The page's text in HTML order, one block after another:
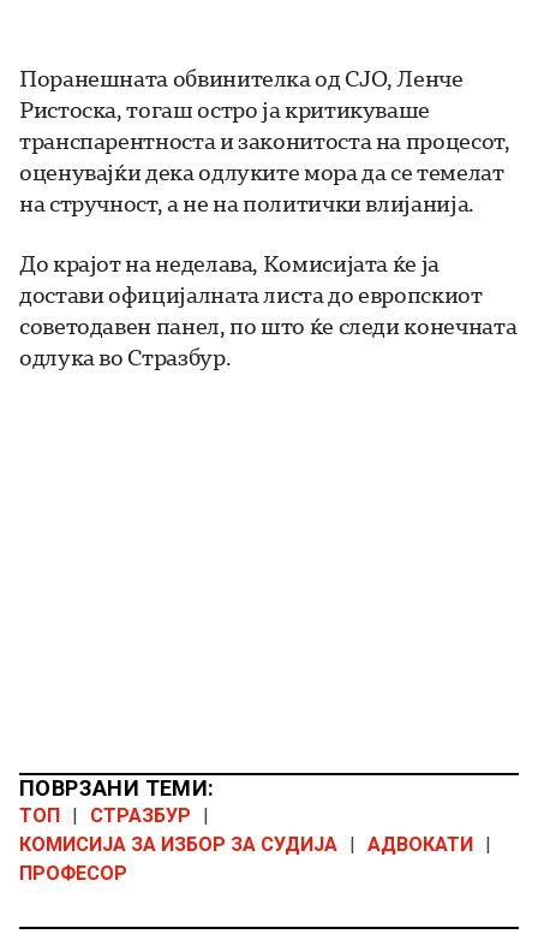
Поранешната обвинителка од СЈО, Ленче
Ристоска, тогаш остро ја критикуваше
транспарентноста и законитоста на процесот,
оценувајќи дека одлуките мора да се темелат
на стручност, а не на политички влијанија.
До крајот на неделава, Комисијата ќе ја
достави официјалната листа до европскиот
советодавен панел, по што ќе следи конечната
одлука во Стразбур.
ПОВРЗАНИ ТЕМИ:
ТОП СТРАЗБУР
КОМИСИЈА ЗА ИЗБОР ЗА СУДИЈА
АДВОКАТИ
ПРОФЕСОР